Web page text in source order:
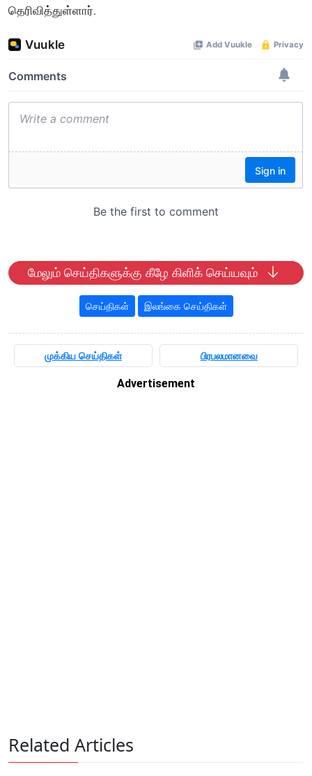
தெரிவித்துள்ளார்.
மேலும் செய்திகளுக்கு கீழே கிளிக் செய்யவும்
செய்திகள் இலங்கை செய்திகள்
முக்கிய செய்திகள் பிரபலமானவை
Advertisement
Related Articles